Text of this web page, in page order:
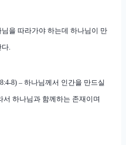
을 따라가야 하는데 하나님이 만
.
8) – 하나님께서 인간을 만드실
하나님과 함께하는 존재이며